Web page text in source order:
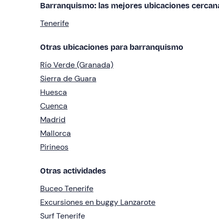
Barranquismo: las mejores ubicaciones
Tenerife
Otras ubicaciones para barranquismo
Río Verde (Granada)
Sierra de Guara
Huesca
Cuenca
Madrid
Mallorca
Pirineos
Otras actividades
Buceo Tenerife
Excursiones en buggy Lanzarote
Surf Tenerife